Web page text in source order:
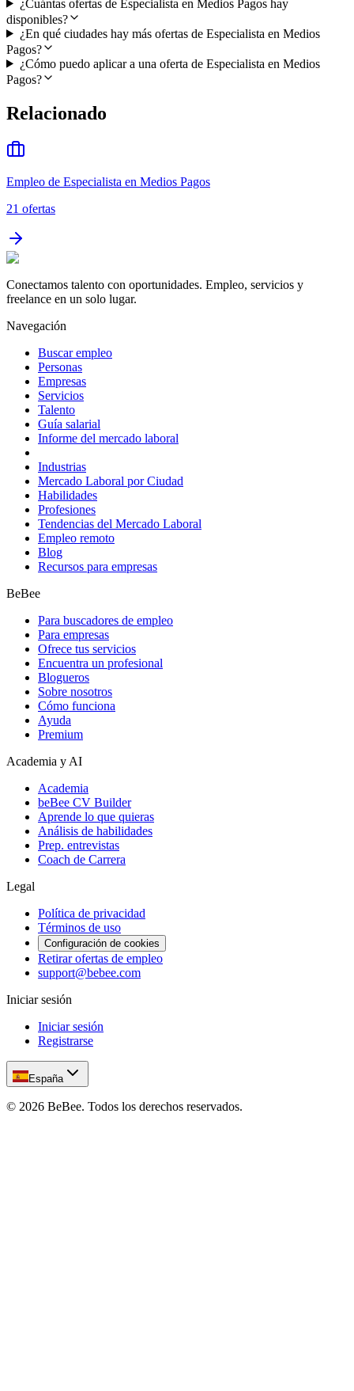
¿Cuántas ofertas de Especialista en Medios Pagos hay
disponibles?
¿En qué ciudades hay más ofertas de Especialista en Medios
Pagos?
¿Cómo puedo aplicar a una oferta de Especialista en Medios
Pagos?
Relacionado
Empleo de Especialista en Medios Pagos
21 ofertas
Conectamos talento con oportunidades. Empleo, servicios y
freelance en un solo lugar.
Navegación
Buscar empleo
Personas
Empresas
Servicios
Talento
Guía salarial
Informe del mercado laboral
Industrias
Mercado Laboral por Ciudad
Habilidades
Profesiones
Tendencias del Mercado Laboral
Empleo remoto
Blog
Recursos para empresas
BeBee
Para buscadores de empleo
Para empresas
Ofrece tus servicios
Encuentra un profesional
Blogueros
Sobre nosotros
Cómo funciona
Ayuda
Premium
Academia y AI
Academia
beBee CV Builder
Aprende lo que quieras
Análisis de habilidades
Prep. entrevistas
Coach de Carrera
Legal
Política de privacidad
Términos de uso
Configuración de cookies
Retirar ofertas de empleo
support@bebee.com
Iniciar sesión
Iniciar sesión
Registrarse
España
© 2026 BeBee. Todos los derechos reservados.